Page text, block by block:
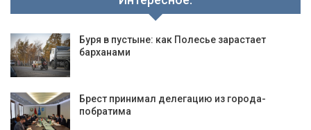
Буря в пустыне: как Полесье зарастает
барханами
Брест принимал делегацию из города-
побратима